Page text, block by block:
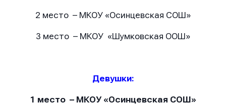
2 место – МКОУ «Осинцевская СОШ»
3 место – МКОУ «Шумковская ООШ»
Девушки:
1 место – МКОУ «Осинцевская СОШ»